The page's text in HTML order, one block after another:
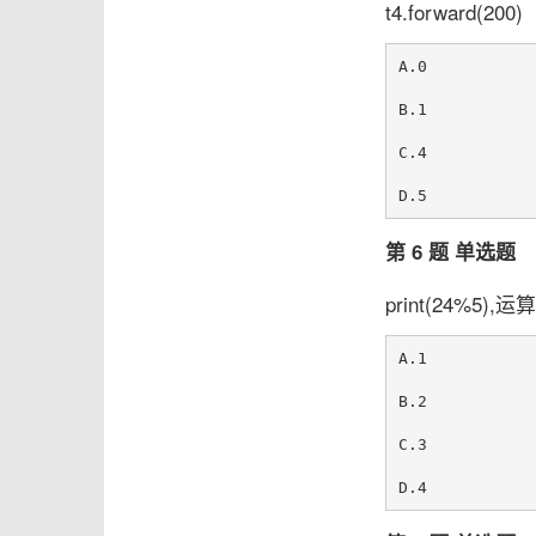
t4.forward(200)
A.0
B.1
C.4
第 6 题 单选题
print(24%5),运
A.1
B.2
C.3
D.4